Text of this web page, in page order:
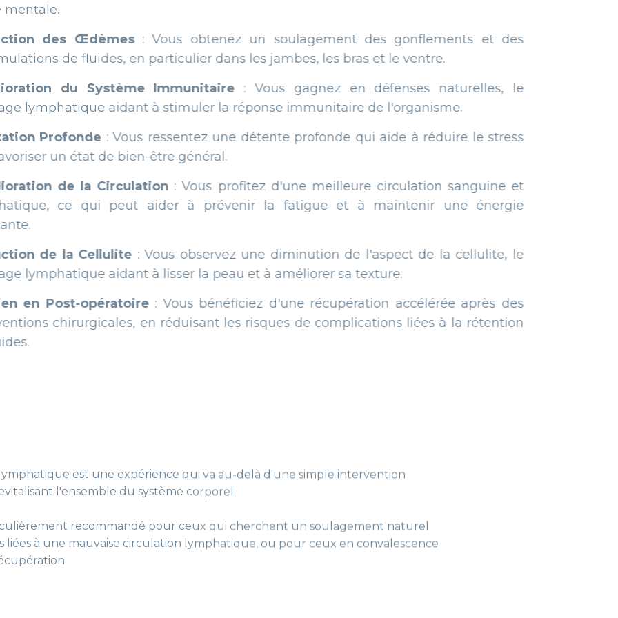
: Vous obtenez un soulagement des gonflements et des
en particulier dans les jambes, les bras et le ventre.
Immunitaire: Vous gagnez en défenses naturelles, le
aidant à stimuler la réponse immunitaire de l'organisme.
: Vous ressentez une détente profonde qui aide à réduire le stress
de bien-être général.
Circulation: Vous profitez d'une meilleure circulation sanguine et
peut aider à prévenir la fatigue et à maintenir une énergie
: Vous observez une diminution de l'aspect de la cellulite, le
aidant à lisser la peau et à améliorer sa texture.
: Vous bénéficiez d'une récupération accélérée après des
en réduisant les risques de complications liées à la rétention